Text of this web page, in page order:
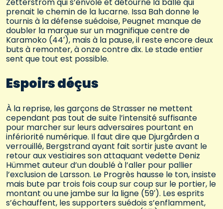
prenait le chemin de la lucarne. Issa Bah donne le
tournis à la défense suédoise, Peugnet manque de
doubler la marque sur un magnifique centre de
Karamoko (44′), mais à la pause, il reste encore deux
buts à remonter, à onze contre dix. Le stade entier
sent que tout est possible.
Espoirs déçus
À la reprise, les garçons de Strasser ne mettent
cependant pas tout de suite l’intensité suffisante
pour marcher sur leurs adversaires pourtant en
infériorité numérique. Il faut dire que Djurgården a
verrouillé, Bergstrand ayant fait sortir juste avant le
retour aux vestiaires son attaquant vedette Deniz
Hümmet auteur d’un doublé à l’aller pour pallier
l’exclusion de Larsson. Le Progrès hausse le ton, insiste
mais bute par trois fois coup sur coup sur le portier, le
montant ou une jambe sur la ligne (59′). Les esprits
s’échauffent, les supporters suédois s’enflamment,